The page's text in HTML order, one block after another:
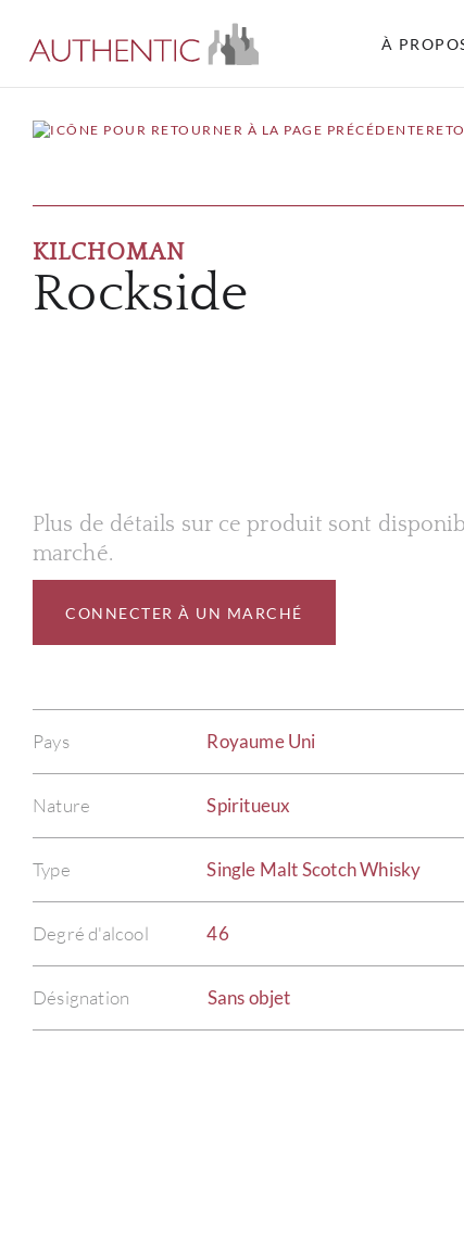
À
KILCHOMAN
Rockside
Plus de détails sur ce produit sont
marché.
CONNECTER À UN MARCHÉ
Pays Royaume Uni
Nature Spiritueux
Type Single Malt Scotch Whisky
Degré d'alcool 46
Désignation Sans objet